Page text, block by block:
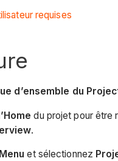
requises
d’ensemble du
du projet pour être
.
Menu et sélectionnez